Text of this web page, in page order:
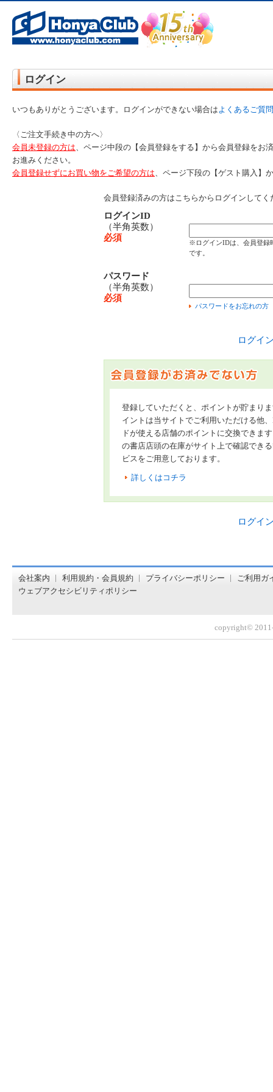
ど在庫も充実
ログイン
いつもありがとうございます。ログインができない場合はよくあるご質問
〈ご注文手続き中の方へ〉
会員未登録の方は、ページ中段の【会員登録をする】から会員登録をお
お進みください。
会員登録せずにお買い物をご希望の方は、ページ下段の【ゲスト購入】
会員登録済みの方はこちらからログインしてく
ログインID
（半角英数）
必須
※ログインIDは、会員登録
です。
パスワード
（半角英数）
必須
パスワードをお忘れの方
ログイ
登録していただくと、ポイントが貯まり
イントは当サイトでご利用いただける他
ドが使える店舗のポイントに交換できま
の書店店頭の在庫がサイト上で確認でき
ビスをご用意しております。
詳しくはコチラ
ログイ
会社案内 利用規約・会員規約 プライバシーポリシー
ご利用ガ
ウェブアクセシビリティポリシー
copyright©